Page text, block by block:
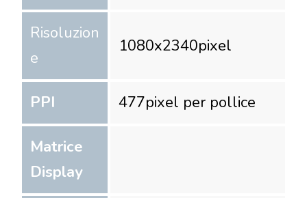
Risoluzion
e
1080x2340pixel
PPI 477pixel per pollice
Matrice
Display